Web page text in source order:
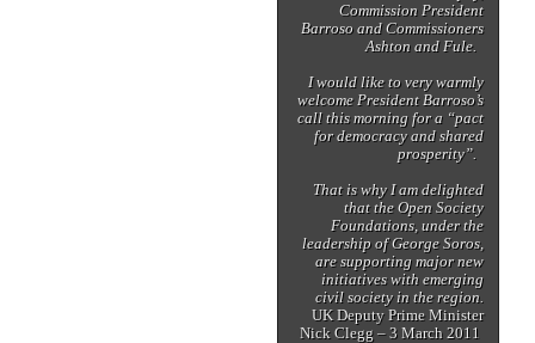
Commission President
Barroso and Commissioners
Ashton and Fule.
I would like to very warmly
welcome President Barroso’s
call this morning for a “pact
for democracy and shared
prosperity”.
That is why I am delighted
that the Open Society
Foundations, under the
leadership of George Soros,
are supporting major new
initiatives with emerging
civil society in the region.
UK Deputy Prime Minister
Nick Clegg – 3 March 2011